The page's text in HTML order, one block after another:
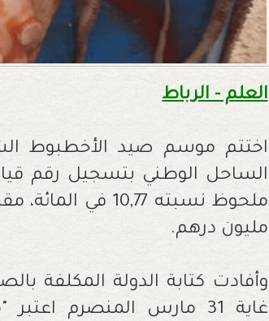
العلم - الرباط
مليون درهم.
وأفادت كتابة الدولة المكلفة
غاية 31 مارس المنصرم